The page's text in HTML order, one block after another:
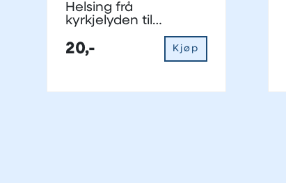
Helsing frå
kyrkjelyden til
20,- Kjøp